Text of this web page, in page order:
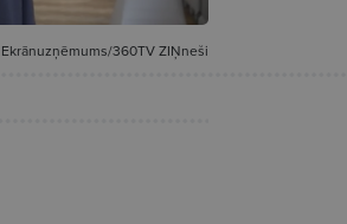
360TV ZIŅneši